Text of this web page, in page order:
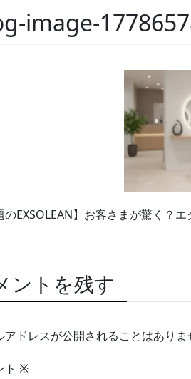
image-
のEXSOLEAN】お客さまが驚く？
ントを残す
アドレスが公開されることはありま
ト ※